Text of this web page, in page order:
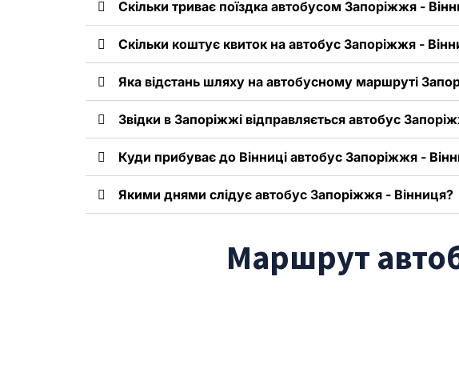
Скільки триває поїздка автобусом Запоріжжя -
Скільки коштує квиток на автобус Запоріжжя -
Яка відстань шляху на автобусному маршруті
Звідки в Запоріжжі відправляється автобус
Куди прибуває до Вінниці автобус Запоріжжя -
Якими днями слідує автобус Запоріжжя - Вінниця?
Маршрут